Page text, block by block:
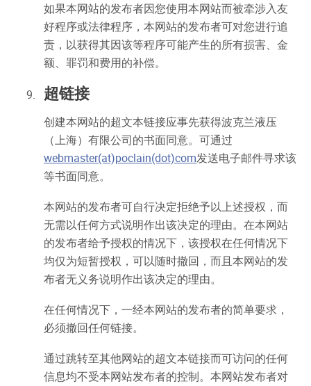
如果本网站的发布者因您使用本网站而被牵涉入友
好程序或法律程序，本网站的发布者可对您进行追
责，以获得其因该等程序可能产生的所有损害、金
额、罪罚和费用的补偿。
超链接
创建本网站的超文本链接应事先获得波克兰液压
（上海）有限公司的书面同意。可通过
webmaster(at)poclain(dot)com发送电子邮件寻求该
等书面同意。
本网站的发布者可自行决定拒绝予以上述授权，而
无需以任何方式说明作出该决定的理由。在本网站
的发布者给予授权的情况下，该授权在任何情况下
均仅为短暂授权，可以随时撤回，而且本网站的发
布者无义务说明作出该决定的理由。
在任何情况下，一经本网站的发布者的简单要求，
必须撤回任何链接。
通过跳转至其他网站的超文本链接而可访问的任何
信息均不受本网站发布者的控制。本网站发布者对